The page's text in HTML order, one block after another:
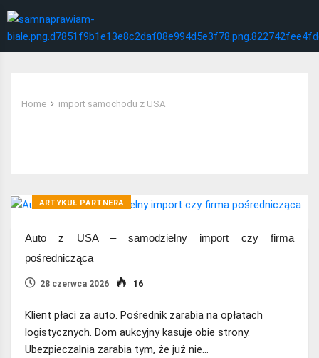
Home import samochodu z USA
ARTYKUŁ PARTNERA
Auto z USA – samodzielny import czy firma
pośrednicząca
28 czerwca 2026 16
Klient płaci za auto. Pośrednik zarabia na opłatach
logistycznych. Dom aukcyjny kasuje obie strony.
Ubezpieczalnia zarabia tym, że już nie…